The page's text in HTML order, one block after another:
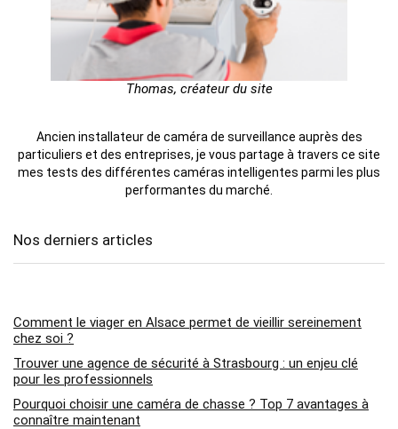
Thomas, créateur du site
Ancien installateur de caméra de surveillance auprès des
particuliers et des entreprises, je vous partage à travers ce site
mes tests des différentes caméras intelligentes parmi les plus
performantes du marché.
Nos derniers articles
Comment le viager en Alsace permet de vieillir sereinement
chez soi ?
Trouver une agence de sécurité à Strasbourg : un enjeu clé
pour les professionnels
Pourquoi choisir une caméra de chasse ? Top 7 avantages à
connaître maintenant